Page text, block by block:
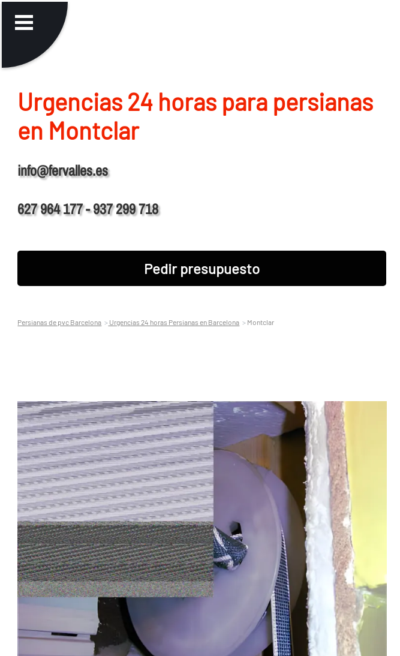
Urgencias 24 horas para persianas
en Montclar
info@fervalles.es
627 964 177 - 937 299 718
Pedir presupuesto
Persianas de pvc Barcelona Urgencias 24 horas Persianas en Barcelona Montclar